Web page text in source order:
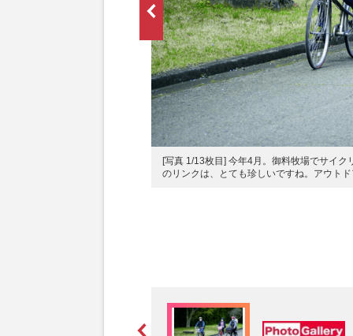
[写真 1/13枚目] 今年4月。御料牧場でサイ
のリンクは、とても珍しいですね。アウト